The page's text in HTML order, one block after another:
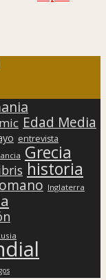
Edad Media
entrevista
Grecia
historia
Inglaterra